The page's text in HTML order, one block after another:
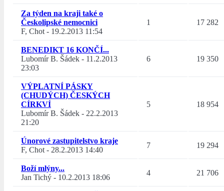
Za týden na kraji také o
Českolipské nemocnici
F, Chot- 19.2.2013 11:54
1 17 282
BENEDIKT 16 KONČÍ...
Lubomír B. Šádek - 11.2.2013
23:03
6 19 350
VÝPLATNÍ PÁSKY
(CHUDÝCH) ČESKÝCH
CÍRKVÍ
Lubomír B. Šádek - 22.2.2013
21:20
5 18 954
Únorové zastupitelstvo kraje
F, Chot- 28.2.2013 14:40
7 19 294
Boží mlýny...
Jan Tichý - 10.2.2013 18:06
4 21 706